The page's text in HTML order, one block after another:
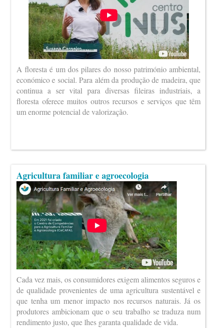
A floresta é um dos pilares do nosso património ambiental,
económico e social. Para além da produção de madeira, que
continua a ser vital para diversas fileiras industriais, a
floresta oferece muitos outros recursos e serviços que têm
um enorme potencial de valorização.
Agricultura familiar e agroecologia
Cada vez mais, os consumidores exigem alimentos seguros e
de qualidade provenientes de uma agricultura sustentável e
que tenha um menor impacto nos recursos naturais. Já os
produtores ambicionam que o seu trabalho se traduza num
rendimento justo, que lhes garanta qualidade de vida.